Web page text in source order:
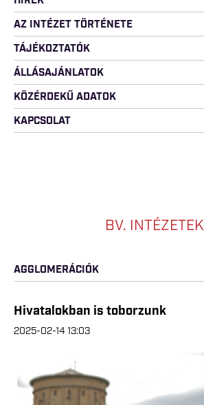
AZ INTÉZET TÖRTÉNETE
TÁJÉKOZTATÓK
ÁLLÁSAJÁNLATOK
KÖZÉRDEKŰ ADATOK
KAPCSOLAT
BV. INTÉZETEK
AGGLOMERÁCIÓK
Hivatalokban is toborzunk
2025-02-14 13:03